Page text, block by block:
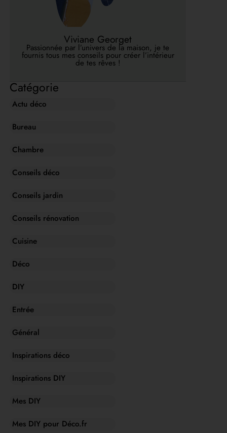
Viviane Georget
Passionnée par l’univers de la maison, je te
fournis tous mes conseils pour créer l’intérieur
de tes rêves !
Catégorie
Actu déco
Bureau
Chambre
Conseils déco
Conseils jardin
Conseils rénovation
Cuisine
Déco
DIY
Entrée
Général
Inspirations déco
Inspirations DIY
Mes DIY
Mes DIY pour Déco.fr